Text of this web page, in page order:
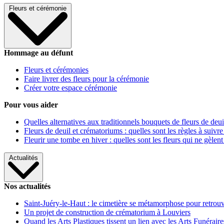
Fleurs et cérémonie
Hommage au défunt
Fleurs et cérémonies
Faire livrer des fleurs pour la cérémonie
Créer votre espace cérémonie
Pour vous aider
Quelles alternatives aux traditionnels bouquets de fleurs de
Fleurs de deuil et crématoriums : quelles sont les règles à
Fleurir une tombe en hiver : quelles sont les fleurs qui ne gèlent
Actualités
Nos actualités
Saint-Juéry-le-Haut : le cimetière se métamorphose pour
Un projet de construction de crématorium à Louviers
Quand les Arts Plastiques tissent un lien avec les Arts